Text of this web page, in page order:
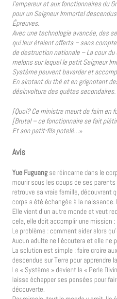
l’empereur et aux fonctionnaires du
pour un Seigneur Immortel
Épreuves.
Avec une technologie avancée, des
qui leur étaient offerts – sans
de destruction nationale – La cour du
melons sur lequel le petit Seigneur
Système peuvent bavarder et
En sirotant du thé et en grignotant
désinvolture des quêtes secondaires.
[Quoi? Ce ministre meurt de faim en
[Brutal – ce fonctionnaire se fait
Et son petit-fils potelé…»
Avis
Yue Fuguang se réincarne dans le
mourir sous les coups de ses
retrouve sa vraie famille, découvrant
corps a été échangée à la naissance.
Elle vient d’un autre monde et veut
cela, elle doit accomplir une mission :
Le problème : comment aider alors
Aucun adulte ne l’écoutera et elle ne
La solution est simple : faire croire
descendue sur Terre pour apprendre
Le « Système » devient la « Perle
laisse échapper ses pensées pour
découverte.